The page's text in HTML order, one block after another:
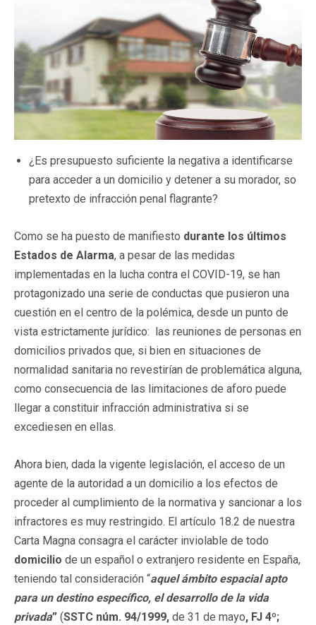
¿Es presupuesto suficiente la negativa a identificarse
para acceder a un domicilio y detener a su morador, so
pretexto de infracción penal flagrante?
Como se ha puesto de manifiesto durante los últimos
Estados de Alarma, a pesar de las medidas
implementadas en la lucha contra el COVID-19, se han
protagonizado una serie de conductas que pusieron una
cuestión en el centro de la polémica, desde un punto de
vista estrictamente jurídico: las reuniones de personas en
domicilios privados que, si bien en situaciones de
normalidad sanitaria no revestirían de problemática alguna,
como consecuencia de las limitaciones de aforo puede
llegar a constituir infracción administrativa si se
excediesen en ellas.
Ahora bien, dada la vigente legislación, el acceso de un
agente de la autoridad a un domicilio a los efectos de
proceder al cumplimiento de la normativa y sancionar a los
infractores es muy restringido. El artículo 18.2 de nuestra
Carta Magna consagra el carácter inviolable de todo
domicilio de un español o extranjero residente en España,
teniendo tal consideración “aquel ámbito espacial apto
para un destino específico, el desarrollo de la vida
privada” (SSTC núm. 94/1999, de 31 de mayo, FJ 4º;